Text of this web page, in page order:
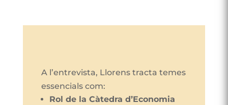
A l’entrevista, Llorens tracta temes
essencials com:
Rol de la Càtedra d’Economia